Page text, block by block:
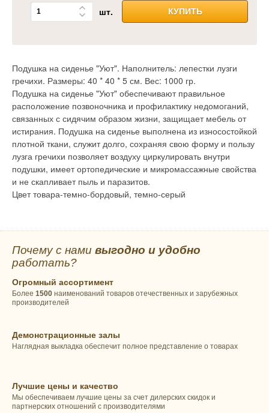
шт. КУПИТЬ
Подушка на сиденье "Уют". Наполнитель: лепестки лузги
гречихи. Размеры: 40 * 40 * 5 см. Вес: 1000 гр.
Подушка на сиденье "Уют" обеспечивают правильное
расположение позвоночника и профилактику недомоганий,
связанных с сидячим образом жизни, защищает мебель от
истирания. Подушка на сиденье выполнена из износостойкой
плотной ткани, служит долго, сохраняя свою форму и пользу
лузга гречихи позволяет воздуху циркулировать внутри
подушки, имеет ортопедические и микромассажные свойства
и не скапливает пыль и паразитов.
Цвет товара-темно-бордовый, темно-серый
Почему с нами выгодно и удобно
работать?
Огромный ассортимент
Более 1500 наименований товаров отечественных и зарубежных
производителей
Демонстрационные залы
Наглядная выкладка обеспечит полное представление о товарах
Лучшие цены и качество
Мы обеспечиваем лучшие цены за счет дилерских скидок и
партнерских отношений с производителями